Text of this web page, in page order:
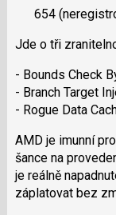
nový
názor
názor.
navigaci
lze
použít
i
N
pro
následující
a
654
Jde o tři
- Bounds Check
- Branch Target
- Rogue Data
AMD je imunní
šance na
je reálně
záplatovat bez